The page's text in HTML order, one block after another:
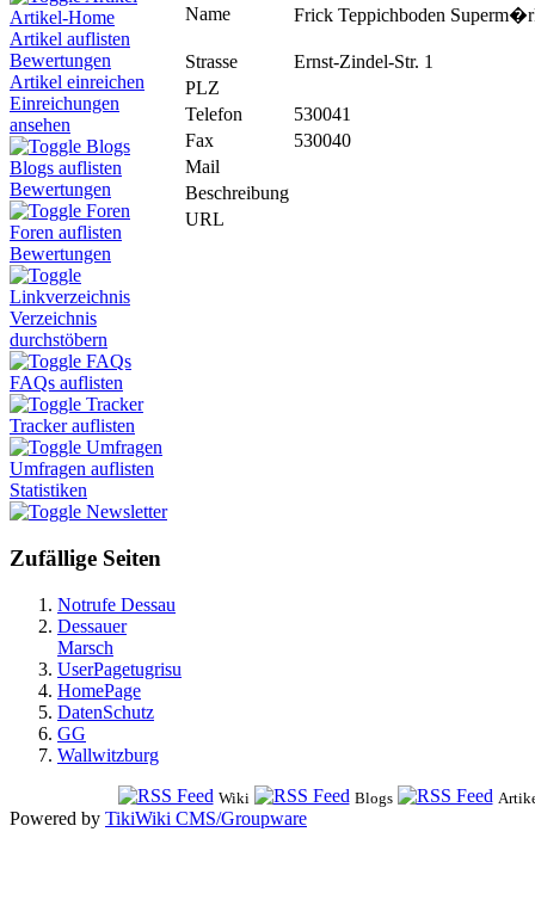
Artikel-Home
Artikel auflisten
Bewertungen
Artikel einreichen
Einreichungen
ansehen
Blogs
Blogs auflisten
Bewertungen
Foren
Foren auflisten
Bewertungen
Linkverzeichnis
Verzeichnis
durchstöbern
FAQs
FAQs auflisten
Tracker
Tracker auflisten
Umfragen
Umfragen auflisten
Statistiken
Newsletter
Zufällige Seiten
Notrufe Dessau
Dessauer
Marsch
UserPagetugrisu
HomePage
DatenSchutz
GG
Wallwitzburg
Name Frick Teppichboden
Strasse
Ernst-Zindel-Str. 1
PLZ
Telefon
530041
Fax
530040
Mail
Beschreibung
URL
Wiki Blogs
Powered by TikiWiki CMS/Groupware